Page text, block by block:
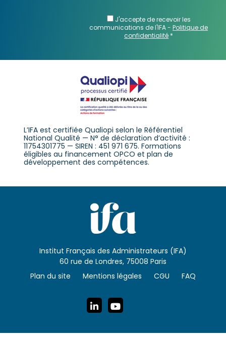
J'accepte de recevoir les
communications de l'IFA -Politique de
confidentialité *
L’IFA est certifiée Qualiopi selon le Référentiel
National Qualité — N° de déclaration d’activité :
11754301775 — SIREN : 451 971 675. Formations
éligibles au financement OPCO et plan de
développement des compétences.
Institut Français des Administrateurs (IFA)
60 rue de Londres, 75008 Paris
Plan du site
Mentions légales CGU FAQ